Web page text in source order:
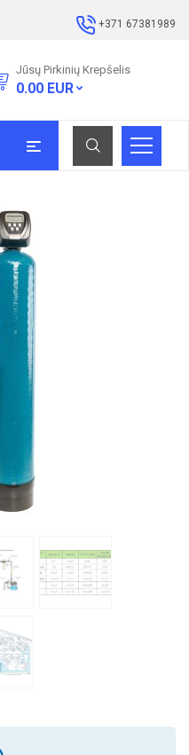
+371 67381989
Jūsų Pirkinių Krepšelis
0.00 EUR